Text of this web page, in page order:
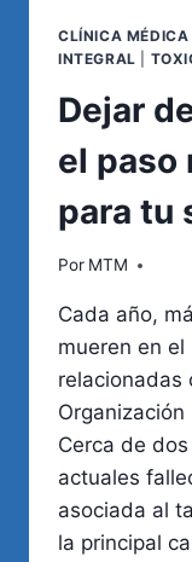
CLÍNICA MÉDICA
INTEGRAL
Dejar
el paso
para tu
Por MTM
Cada año,
mueren en
relacionadas
Cerca de
actuales
asociada al
la principal